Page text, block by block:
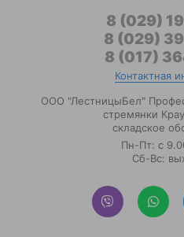
8 (029)
8 (029)
8 (017)
Контактная
ООО "ЛестницыБел"
стремянки
складское
Пн-Пт: с
Сб-Вс: